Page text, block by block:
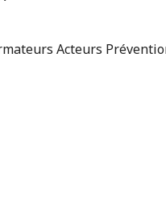
Acteurs